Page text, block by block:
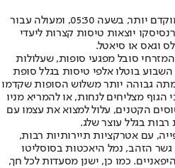
הטיסה של "אל על" צפויה להגיע מוקדם יותר, בשעה 05:30, ומעולה עבור
יוצאות טיסות קצרות ליעדי
וגאס או סיאטל.
המזרחי סובל מפגעי סופות, שעלולות
בוטלו אלפי טיסות בגלל סופת
גבוהה יותר משלוש הסופות שקדמו
הגוף מצליחים לנחות, או להמריא מניו
הקטנים, עלול למצוא את עצמו עם
בגלל עוצר שלג.
עם אטרקציות תיירותיות רבות,
הזהב, נמל היאכטות בסוסליטו
כמו כן, ישנן מסעדות לכל חך,